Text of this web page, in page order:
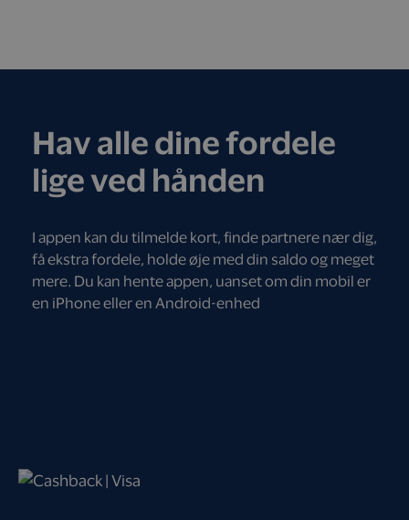
Hav alle dine fordele
lige ved hånden
I appen kan du tilmelde kort, finde partnere nær dig,
få ekstra fordele, holde øje med din saldo og meget
mere. Du kan hente appen, uanset om din mobil er
en iPhone eller en Android-enhed